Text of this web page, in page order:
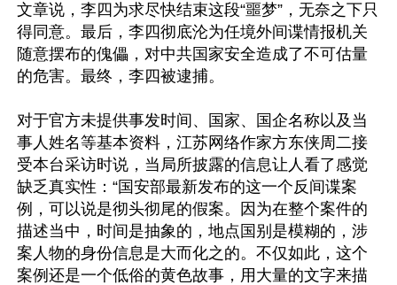
文章说，李四为求尽快结束这段“噩梦”，无奈之下只
得同意。最后，李四彻底沦为任境外间谍情报机关
随意摆布的傀儡，对中共国家安全造成了不可估量
的危害。最终，李四被逮捕。
对于官方未提供事发时间、国家、国企名称以及当
事人姓名等基本资料，江苏网络作家方东侠周二接
受本台采访时说，当局所披露的信息让人看了感觉
缺乏真实性：“国安部最新发布的这一个反间谍案
例，可以说是彻头彻尾的假案。因为在整个案件的
描述当中，时间是抽象的，地点国别是模糊的，涉
案人物的身份信息是大而化之的。不仅如此，这个
案例还是一个低俗的黄色故事，用大量的文字来描